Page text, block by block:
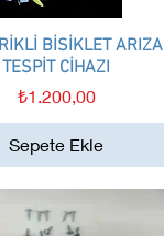
Hızlı Bakış
BİSİKLET ARIZA
TESPİT CİHAZI
Fiyat
₺1.200,00
Sepete Ekle